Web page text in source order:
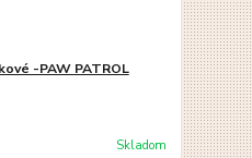
-PAW PATROL
Skladom